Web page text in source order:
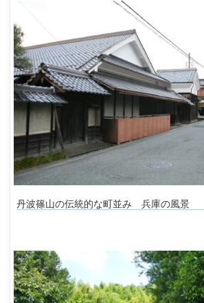
丹波篠山の伝統的な町並み 兵庫の風景